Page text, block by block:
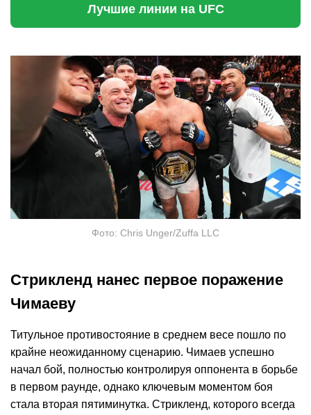
Лучшие линии на UFC
Фото: Chris Unger/Zuffa LLC
Стрикленд нанес первое поражение
Чимаеву
Титульное противостояние в среднем весе пошло по
крайне неожиданному сценарию. Чимаев успешно
начал бой, полностью контролируя оппонента в борьбе
в первом раунде, однако ключевым моментом боя
стала вторая пятиминутка. Стрикленд, которого всегда